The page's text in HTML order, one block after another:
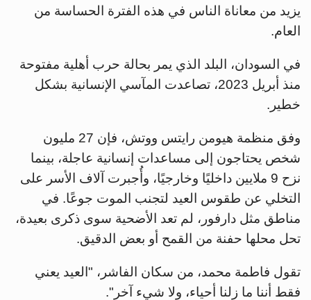
يزيد من معاناة الناس في هذه الفترة الحساسة من
العام.
في السودان، البلد الذي يمر بحالة حرب أهلية مفتوحة
منذ أبريل 2023، تصاعدت المآسي الإنسانية بشكل
خطير.
وفق منظمة هيومن رايتس ووتش، فإن 27 مليون
شخص يحتاجون إلى مساعدات إنسانية عاجلة، بينما
نزح 9 ملايين داخليًا وخارجيًا، وأُجبرت آلاف الأسر على
التخلي عن طقوس العيد لتجنب الموت جوعًا. في
مناطق مثل دارفور، لم تعد الأضحية سوى ذكرى بعيدة،
تحل محلها حفنة من القمح أو بعض الدقيق.
تقول فاطمة محمد، من سكان الفاشر، "العيد يعني
فقط أننا ما زلنا أحياء، ولا شيء آخر".